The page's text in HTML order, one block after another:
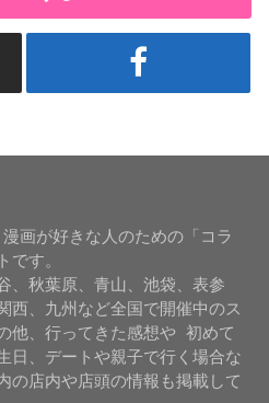
画が好きな人のための「コラ
です。
、秋葉原、青山、池袋、表参
西、九州など全国で開催中のス
他、行ってきた感想や 初めて
日、デートや親子で行く場合な
の店内や店頭の情報も掲載して